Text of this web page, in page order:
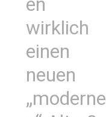
en
wirklich
einen
neuen
„moderne